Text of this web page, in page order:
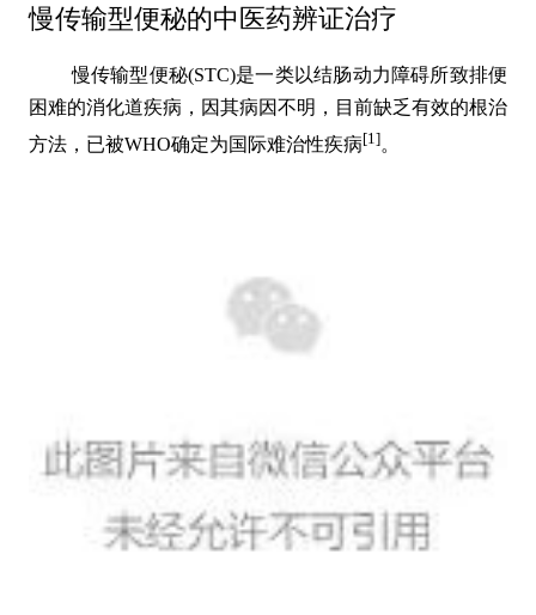
慢传输型便秘的中医药辨证治疗
慢传输型便秘(STC)是一类以结肠动力障碍所致排便
困难的消化道疾病，因其病因不明，目前缺乏有效的根治
方法，已被WHO确定为国际难治性疾病[1]。